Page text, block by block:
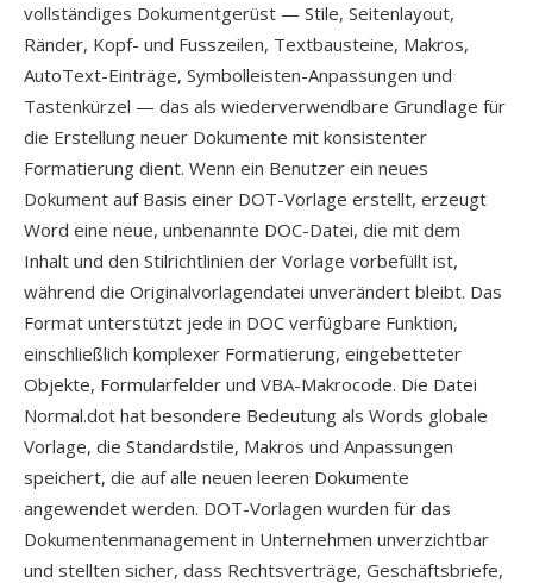
vollständiges Dokumentgerüst — Stile, Seitenlayout,
Ränder, Kopf- und Fusszeilen, Textbausteine, Makros,
AutoText-Einträge, Symbolleisten-Anpassungen und
Tastenkürzel — das als wiederverwendbare Grundlage für
die Erstellung neuer Dokumente mit konsistenter
Formatierung dient. Wenn ein Benutzer ein neues
Dokument auf Basis einer DOT-Vorlage erstellt, erzeugt
Word eine neue, unbenannte DOC-Datei, die mit dem
Inhalt und den Stilrichtlinien der Vorlage vorbefüllt ist,
während die Originalvorlagendatei unverändert bleibt. Das
Format unterstützt jede in DOC verfügbare Funktion,
einschließlich komplexer Formatierung, eingebetteter
Objekte, Formularfelder und VBA-Makrocode. Die Datei
Normal.dot hat besondere Bedeutung als Words globale
Vorlage, die Standardstile, Makros und Anpassungen
speichert, die auf alle neuen leeren Dokumente
angewendet werden. DOT-Vorlagen wurden für das
Dokumentenmanagement in Unternehmen unverzichtbar
und stellten sicher, dass Rechtsverträge, Geschäftsbriefe,